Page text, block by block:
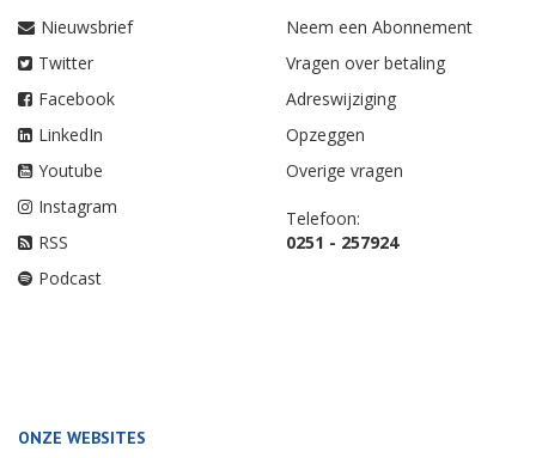
Nieuwsbrief
Twitter
Facebook
LinkedIn
Youtube
Instagram
RSS
Podcast
Neem een Abonnement
Vragen over betaling
Adreswijziging
Opzeggen
Overige vragen
Telefoon:
0251 - 257924
ONZE WEBSITES